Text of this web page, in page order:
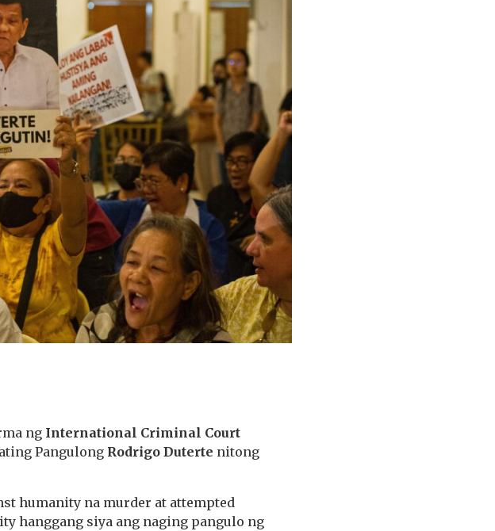
ng International Criminal Court
Pangulong Rodrigo Duterte nitong
humanity na murder at attempted
hanggang siya ang naging pangulo ng